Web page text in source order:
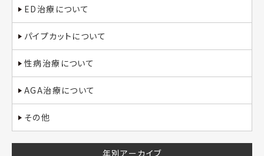
ED治療について
パイプカットについて
性病治療について
AGA治療について
その他
年別アーカイブ